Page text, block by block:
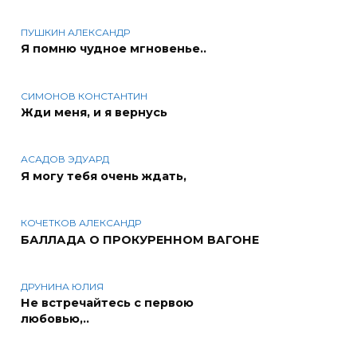
ПУШКИН АЛЕКСАНДР
Я помню чудное мгновенье..
СИМОНОВ КОНСТАНТИН
Жди меня, и я вернусь
АСАДОВ ЭДУАРД
Я могу тебя очень ждать,
КОЧЕТКОВ АЛЕКСАНДР
БАЛЛАДА О ПРОКУРЕННОМ ВАГОНЕ
ДРУНИНА ЮЛИЯ
Не встречайтесь с первою
любовью,..